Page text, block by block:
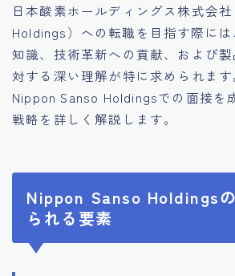
日本酸素ホールディングス株式会
Holdings）への転職を目指す際に
知識、技術革新への貢献、および
対する深い理解が特に求められます
Nippon Sanso Holdingsでの面接を
戦略を詳しく解説します。
Nippon Sanso Holdings
られる要素